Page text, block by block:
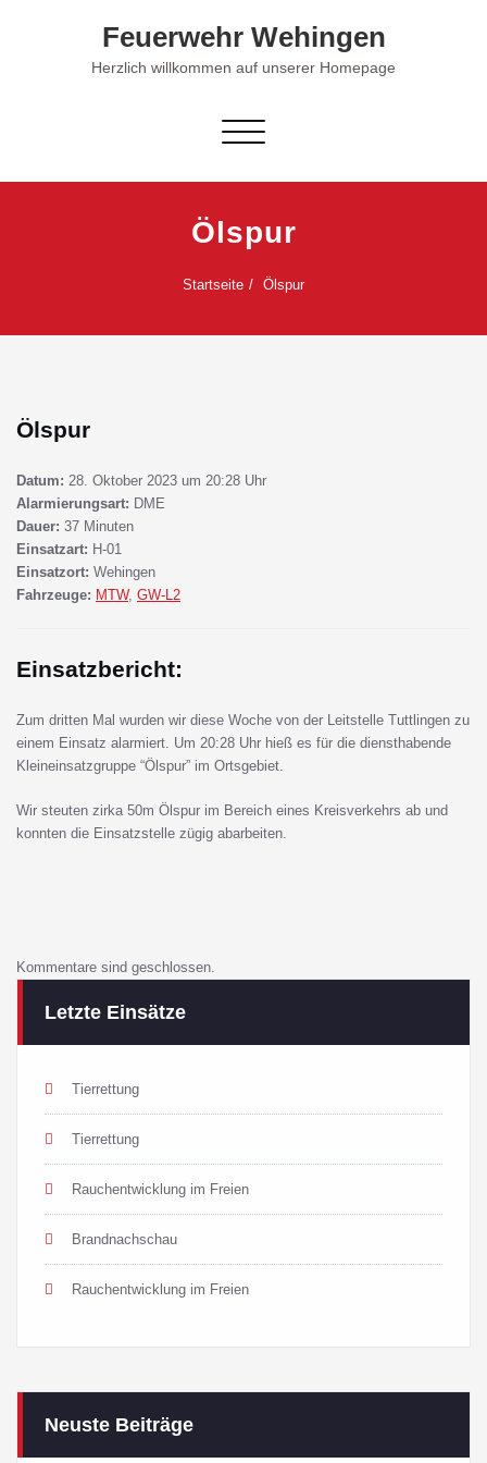
Feuerwehr Wehingen
Herzlich willkommen auf unserer Homepage
Schalte Navigation
Ölspur
Startseite Ölspur
Ölspur
Datum: 28. Oktober 2023 um 20:28 Uhr
Alarmierungsart: DME
Dauer: 37 Minuten
Einsatzart: H-01
Einsatzort: Wehingen
Fahrzeuge: MTW, GW-L2
Einsatzbericht:
Zum dritten Mal wurden wir diese Woche von der Leitstelle Tuttlingen zu
einem Einsatz alarmiert. Um 20:28 Uhr hieß es für die diensthabende
Kleineinsatzgruppe “Ölspur” im Ortsgebiet.
Wir steuten zirka 50m Ölspur im Bereich eines Kreisverkehrs ab und
konnten die Einsatzstelle zügig abarbeiten.
Kommentare sind geschlossen.
Letzte Einsätze
Tierrettung
Tierrettung
Rauchentwicklung im Freien
Brandnachschau
Rauchentwicklung im Freien
Neuste Beiträge